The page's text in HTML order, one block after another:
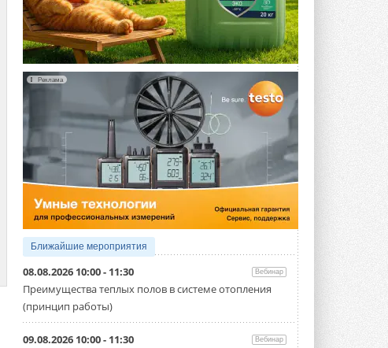
Реклама
Ближайшие мероприятия
08.08.2026 10:00 - 11:30 Вебинар
Преимущества теплых полов в системе отопления
(принцип работы)
09.08.2026 10:00 - 11:30 Вебинар